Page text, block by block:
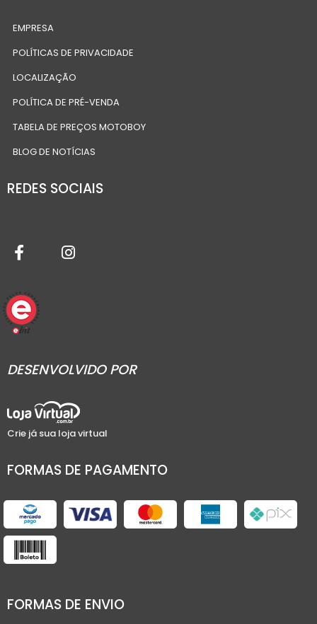
EMPRESA
POLÍTICAS DE PRIVACIDADE
LOCALIZAÇÃO
POLÍTICA DE PRÉ-VENDA
TABELA DE PREÇOS MOTOBOY
BLOG DE NOTÍCIAS
REDES SOCIAIS
DESENVOLVIDO POR
Crie já sua loja virtual
FORMAS DE PAGAMENTO
FORMAS DE ENVIO